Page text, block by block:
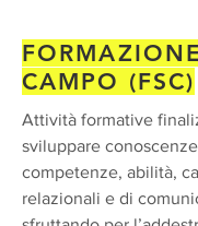
CAMPO (FSC)
Attività formative
sviluppare
competenze, abilità,
relazionali e di